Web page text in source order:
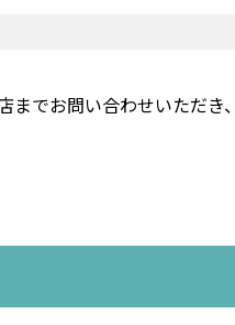
でお問い合わせいただき、